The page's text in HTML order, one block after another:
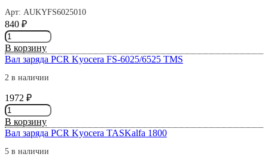
FS-
3040
СЕТ
Арт: AUKYFS6025010
840 ₽
Количество
товара
Вал
заряда
PCR
FS-
6025/6525
В корзину
Вал заряда PCR Kyocera FS-6025/6525 TMS
2 в наличии
1972 ₽
Количество
товара
Вал
заряда
PCR
В корзину
Вал заряда PCR Kyocera TASKalfa 1800
5 в наличии